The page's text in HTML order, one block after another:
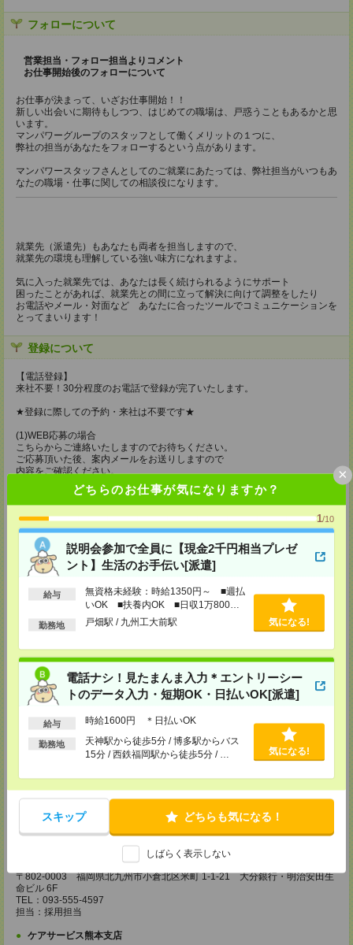
どちらのお仕事が気になりますか？
1/10
説明会参加で全員に【現金2千円相当プレゼ
ント】生活のお手伝い[派遣]
給与
無資格未経験：時給1350円～ ■週払
いOK ■扶養内OK ■日収1万800円
以上
勤務地 戸畑駅 / 九州工大前駅 気になる!
電話ナシ！見たまんま入力＊エントリーシー
トのデータ入力・短期OK・日払いOK[派遣]
給与 時給1600円 ＊日払いOK
勤務地
天神駅から徒歩5分 / 博多駅からバス
15分 / 西鉄福岡駅から徒歩5分 / …
気になる!
スキップ どちらも気になる！
しばらく表示しない
×
フォローについて
営業担当・フォロー担当よりコメント
お仕事開始後のフォローについて
お仕事が決まって、いざお仕事開始！！
新しい出会いに期待もしつつ、はじめての職場は、戸惑うこともあるかと思
います。
マンパワーグループのスタッフとして働くメリットの１つに、
弊社の担当があなたをフォローするという点があります。
マンパワースタッフさんとしてのご就業にあたっては、弊社担当がいつもあ
なたの職場・仕事に関しての相談役になります。
就業先（派遣先）もあなたも両者を担当しますので、
就業先の環境も理解している強い味方になれますよ。
気に入った就業先では、あなたは長く続けられるようにサポート
困ったことがあれば、就業先との間に立って解決に向けて調整をしたり
お電話やメール・対面など あなたに合ったツールでコミュニケーションを
とってまいります！
登録について
【電話登録】
来社不要！30分程度のお電話で登録が完了いたします。
★登録に際しての予約・来社は不要です★
(1)WEB応募の場合
こちらからご連絡いたしますのでお待ちください。
ご応募頂いた後、案内メールをお送りしますので
内容をご確認ください。
(2)電話応募の場合
お時間のあるときにお電話にてご応募いただければ
その場で登録も可能です。
持ち物
【電話登録】
弊社HPよりマイページ作成をお願いします
電話での登録の際に、マイページ作成をいただいた旨をお伝えください。
・経験やご希望などをインタビュー
・お仕事のご紹介など
登録場所
〒892-0846
鹿児島市加治屋町 15-9 大同生命鹿児島ビル 9F
TEL：099-239-1070
〒812-0024 福岡県福岡市博多区綱場町4-11 パシフィックコート博
多 3F（25.3.17～）
TEL：092-517-3686
担当：採用担当
ケアサービス北九州支店
〒802-0003 福岡県北九州市小倉北区米町 1-1-21 大分銀行・明治安田生
命ビル 6F
TEL：093-555-4597
担当：採用担当
ケアサービス熊本支店